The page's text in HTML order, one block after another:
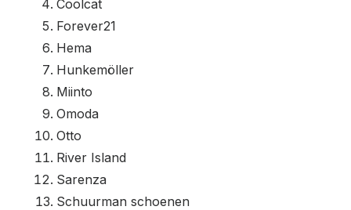
Coolcat
Forever21
Hema
Hunkemöller
Miinto
Omoda
Otto
River Island
Sarenza
Schuurman schoenen